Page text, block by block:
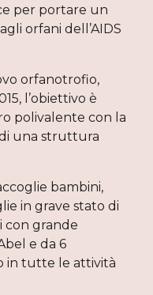
per portare un
orfani dell’AIDS
orfanotrofio,
l’obiettivo è
polivalente con la
una struttura
bambini,
in grave stato di
con grande
e da 6
in tutte le attività